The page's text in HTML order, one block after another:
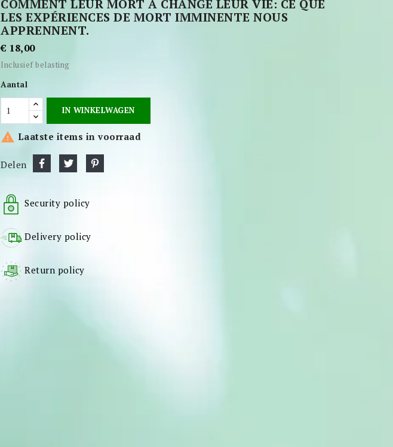
COMMENT LEUR MORT A CHANGÉ LEUR VIE: CE QUE
LES EXPÉRIENCES DE MORT IMMINENTE NOUS
APPRENNENT.
€ 18,00
Inclusief belasting
Aantal
IN WINKELWAGEN
 Laatste items in voorraad
Delen
Security policy
Delivery policy
Return policy